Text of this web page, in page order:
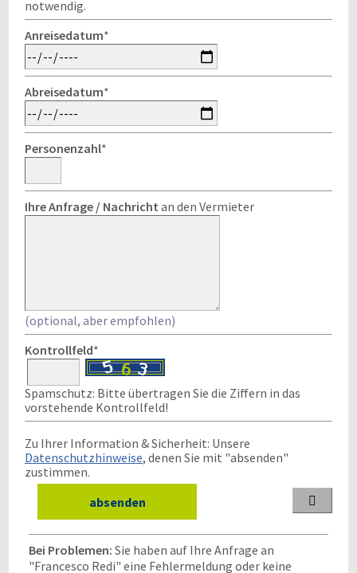
notwendig.
Anreisedatum*
Abreisedatum*
Personenzahl*
Ihre Anfrage / Nachricht an den Vermieter
(optional, aber empfohlen)
Kontrollfeld*
Spamschutz: Bitte übertragen Sie die Ziffern in das
vorstehende Kontrollfeld!
Zu Ihrer Information & Sicherheit: Unsere
Datenschutzhinweise, denen Sie mit "absenden"
zustimmen.

Bei Problemen: Sie haben auf Ihre Anfrage an
"Francesco Redi" eine Fehlermeldung oder keine